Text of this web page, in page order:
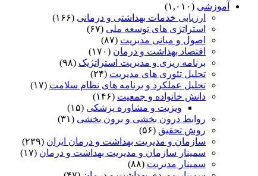
آموزشی (۱,۰۱۰)
ارزیابی خدمات بهداشتی و درمانی (۱۶۶)
استراتژی های توسعه ملی (۶۷)
اصول و مبانی مدیریت (۸۷)
اقتصاد بهداشت و درمان (۱۷۰)
برنامه ریزی و مدیریت استراتژیک (۹۸)
تحلیل تئوری های مدیریت (۲۴)
تحلیل عملکرد و برنامه های نظام سلامت (۱۷)
دانش خانواده و جمعیت (۱۴۶)
ویزیت و مشاوره پزشکی (۱۵)
روابط درون بخشی و برون بخشی (۳۱)
روش تحقیق (۵۶)
سازمان و مدیریت بهداشت و درمان ایران (۲۳۹)
سمینار سازمان و مدیریت بهداشت و درمان (۱۷)
سمینار مدیریت (۸۸)